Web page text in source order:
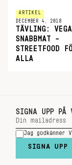
ARTIKEL
DECEMBER 4, 2018
TÄVLING:
SNABBMAT –
STREETFOOD
ALLA
SIGNA UPP PÅ
Jag godkänner
SIGNA UPP